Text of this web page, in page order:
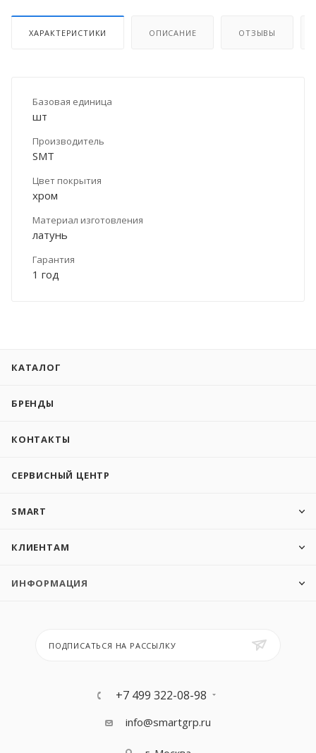
ХАРАКТЕРИСТИКИ ОПИСАНИЕ ОТЗЫВЫ
Базовая единица
шт
Производитель
SMT
Цвет покрытия
хром
Материал изготовления
латунь
Гарантия
1 год
КАТАЛОГ
БРЕНДЫ
КОНТАКТЫ
СЕРВИСНЫЙ ЦЕНТР
SMART
КЛИЕНТАМ
ИНФОРМАЦИЯ
ПОДПИСАТЬСЯ НА РАССЫЛКУ
+7 499 322-08-98
info@smartgrp.ru